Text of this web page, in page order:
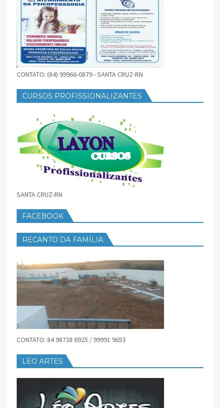
CONTATO: (84) 99966-0879 - SANTA CRUZ-RN
CURSOS PROFISSIONALIZANTES
SANTA CRUZ-RN
FACEBOOK
RECANTO DA FAMÍLIA
CONTATO: 84 98738 6925 / 99991 9653
LEO ARTES